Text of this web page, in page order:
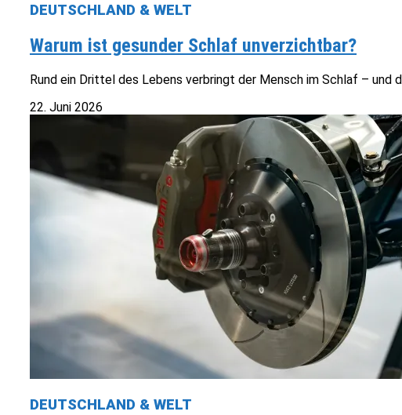
DEUTSCHLAND & WELT
Warum ist gesunder Schlaf unverzichtbar?
Rund ein Drittel des Lebens verbringt der Mensch im Schlaf –
22. Juni 2026
DEUTSCHLAND & WELT